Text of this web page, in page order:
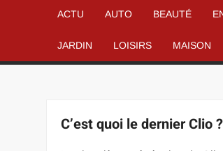
ACTU AUTO BEAUTÉ
JARDIN LOISIRS MAISON
C’est quoi le dernier Clio ?